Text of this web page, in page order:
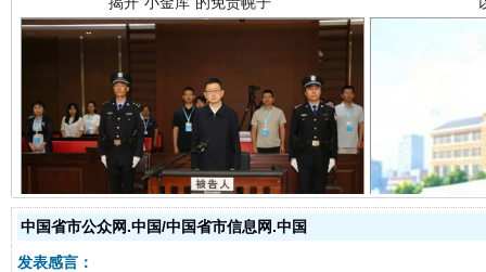
受贿1.44亿！段成刚被判无期 从幼
中国省市公众网.中国/中国省市信息网.中国
发表感言：